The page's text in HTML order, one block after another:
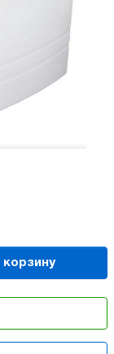
корзину